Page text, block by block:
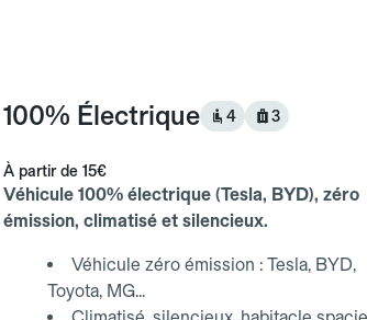
100% Électrique 4 3
À partir de 15€
Véhicule 100% électrique (Tesla, BYD), zéro
émission, climatisé et silencieux.
Véhicule zéro émission : Tesla, BYD,
Toyota, MG...